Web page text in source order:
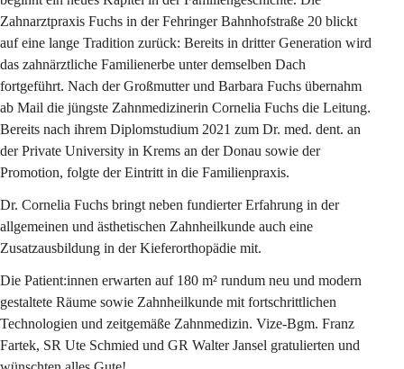
Zahnarztpraxis Fuchs in der Fehringer Bahnhofstraße 20 blickt
auf eine lange Tradition zurück: Bereits in dritter Generation wird
das zahnärztliche Familienerbe unter demselben Dach
fortgeführt. Nach der Großmutter und Barbara Fuchs übernahm
ab Mail die jüngste Zahnmedizinerin Cornelia Fuchs die Leitung.
Bereits nach ihrem Diplomstudium 2021 zum Dr. med. dent. an
der Private University in Krems an der Donau sowie der
Promotion, folgte der Eintritt in die Familienpraxis.
Dr. Cornelia Fuchs bringt neben fundierter Erfahrung in der
allgemeinen und ästhetischen Zahnheilkunde auch eine
Zusatzausbildung in der Kieferorthopädie mit.
Die Patient:innen erwarten auf 180 m² rundum neu und modern
gestaltete Räume sowie Zahnheilkunde mit fortschrittlichen
Technologien und zeitgemäße Zahnmedizin. Vize-Bgm. Franz
Fartek, SR Ute Schmied und GR Walter Jansel gratulierten und